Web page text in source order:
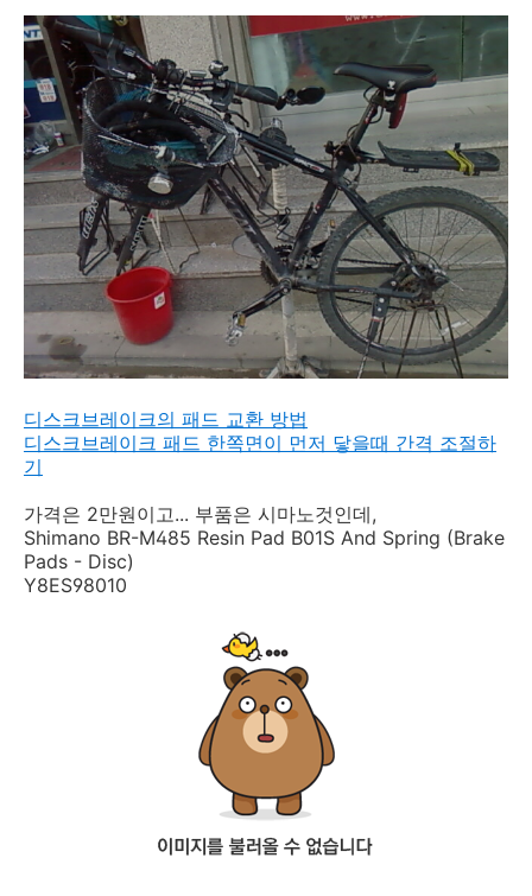
디스크브레이크의 패드 교환 방법
디스크브레이크 패드 한쪽면이 먼저 닿을때 간격 조절하
기
가격은 2만원이고... 부품은 시마노것인데,
Shimano BR-M485 Resin Pad B01S And Spring (Brake
Pads - Disc)
Y8ES98010